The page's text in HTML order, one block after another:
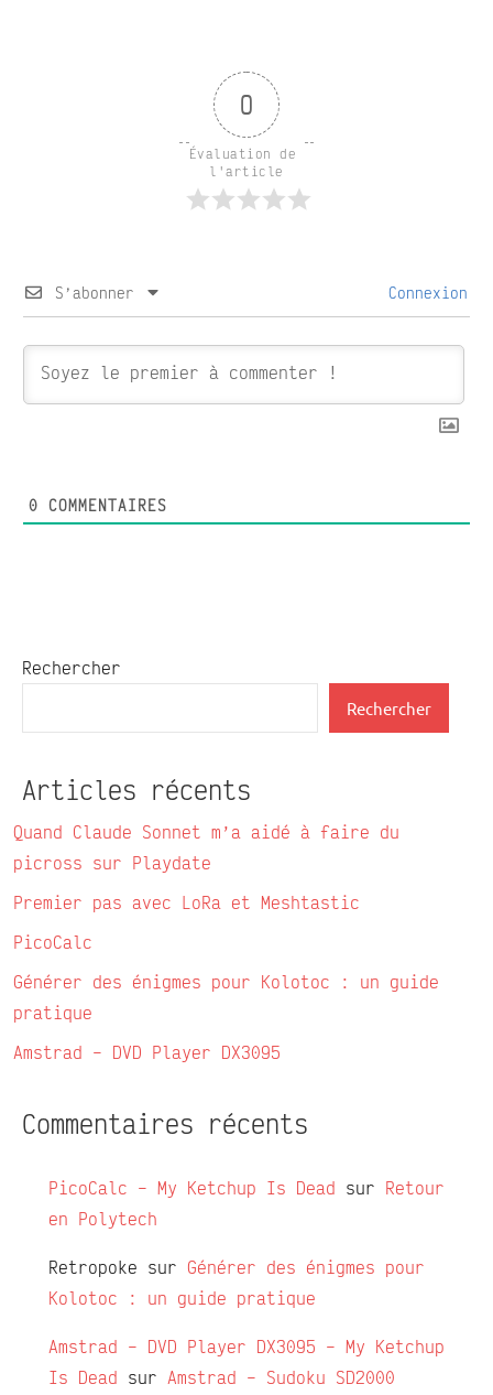
0
Évaluation de
l'article
S’abonner Connexion
0 COMMENTAIRES
Rechercher
Rechercher
Articles récents
Quand Claude Sonnet m’a aidé à faire du
picross sur Playdate
Premier pas avec LoRa et Meshtastic
PicoCalc
Générer des énigmes pour Kolotoc : un guide
pratique
Amstrad – DVD Player DX3095
Commentaires récents
PicoCalc – My Ketchup Is Dead sur Retour
en Polytech
Retropoke sur Générer des énigmes pour
Kolotoc : un guide pratique
Amstrad – DVD Player DX3095 – My Ketchup
Is Dead sur Amstrad – Sudoku SD2000